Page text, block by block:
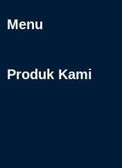
Menu
Produk Kami